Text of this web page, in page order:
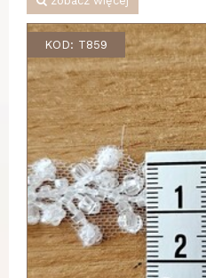
KOD: T859